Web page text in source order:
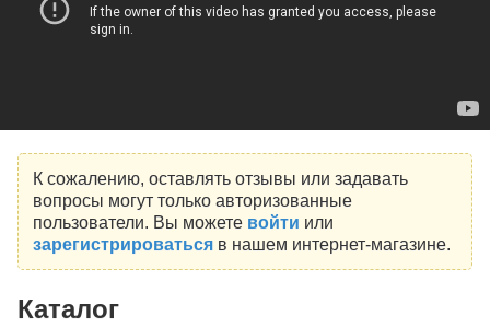
К сожалению, оставлять отзывы или задавать
вопросы могут только авторизованные
пользователи. Вы можете войти или
зарегистрироватьсяв нашем интернет-магазине.
Каталог